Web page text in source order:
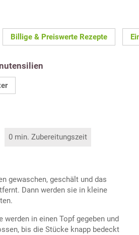
Billige & Preiswerte Rezepte
0 min. Zubereitungszeit
gewaschen, geschält und das
Dann werden sie in kleine
werden in einen Topf gegeben und
bis die Stücke knapp bedeckt